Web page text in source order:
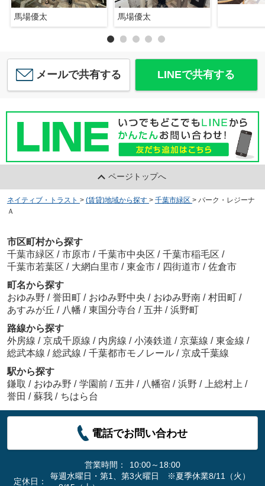
馬場優太 馬場優太
メールで共有する LINEで共有する
ページトップへ
ネイティブ・トラスト > (賃貸)地域から探す > 千葉市緑区 > パーク・レジーナ
Ａ
市区町村から探す
千葉市緑区 / 市原市 / 千葉市中央区 / 千葉市稲毛区 /
千葉市若葉区 / 大網白里市 / 東金市 / 四街道市 / 佐倉市
町名から探す
おゆみ野 / 誉田町 / おゆみ野中央 / おゆみ野南 / 村田町 /
あすみが丘 / 八幡 / 東国分寺台 / 五井 / 浜野町
路線から探す
外房線 / 京成千原線 / 内房線 / 小湊鉄道 / 京葉線 / 東金線 /
総武本線 / 総武線 / 千葉都市モノレール / 京成千葉線
駅から探す
鎌取 / おゆみ野 / 学園前 / 五井 / 八幡宿 / 浜野 / 上総村上 /
誉田 / 蘇我 / ちはら台
電話でお問い合わせ
営業時間：
10:00～18:00
定休日：
毎週水曜日・第1、第3火曜日 ※夏季休業8/11（火）